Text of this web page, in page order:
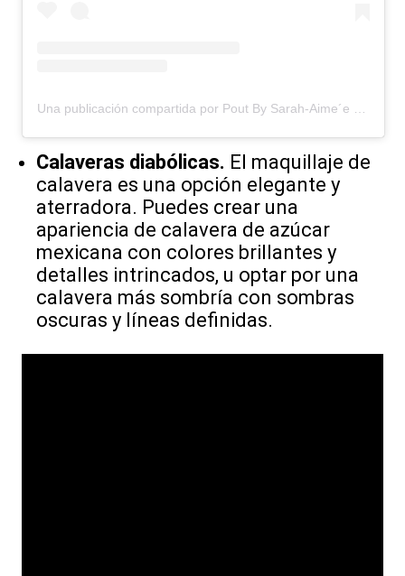
Una publicación compartida por Pout By Sarah-Aime´e (@poutdr)
Calaveras diabólicas. El maquillaje de
calavera es una opción elegante y
aterradora. Puedes crear una
apariencia de calavera de azúcar
mexicana con colores brillantes y
detalles intrincados, u optar por una
calavera más sombría con sombras
oscuras y líneas definidas.